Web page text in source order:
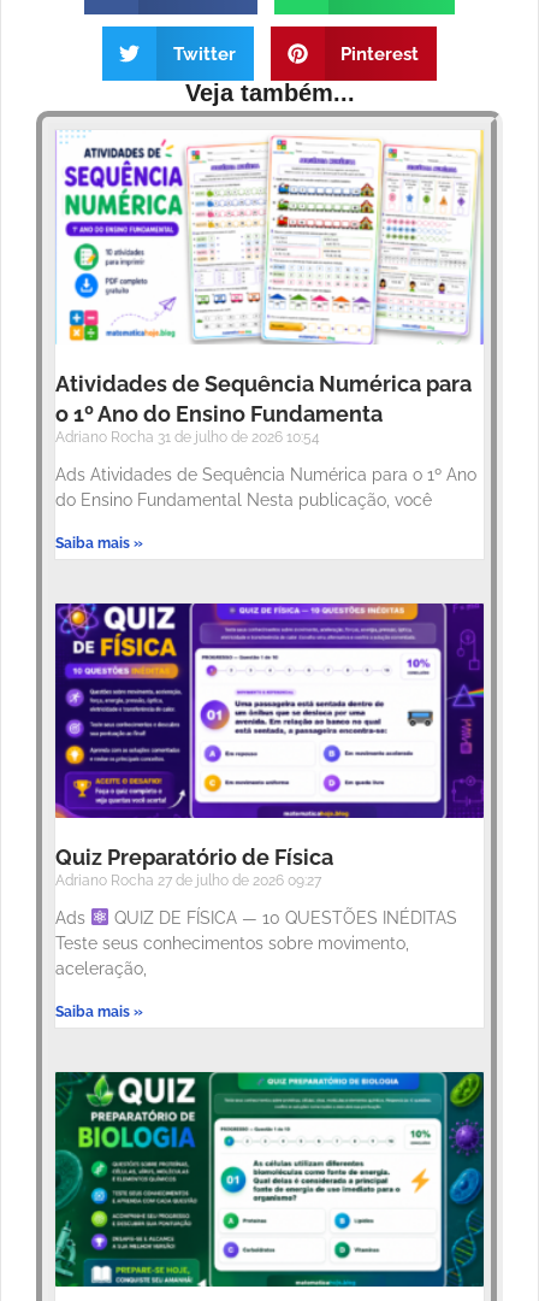
Twitter Pinterest
Veja também...
Atividades de Sequência Numérica para
o 1º Ano do Ensino Fundamenta
Adriano Rocha 31 de julho de 2026 10:54
Ads Atividades de Sequência Numérica para o 1º Ano
do Ensino Fundamental Nesta publicação, você
Saiba mais »
Quiz Preparatório de Física
Adriano Rocha 27 de julho de 2026 09:27
Ads
QUIZ DE FÍSICA — 10 QUESTÕES INÉDITAS
Teste seus conhecimentos sobre movimento,
aceleração,
Saiba mais »